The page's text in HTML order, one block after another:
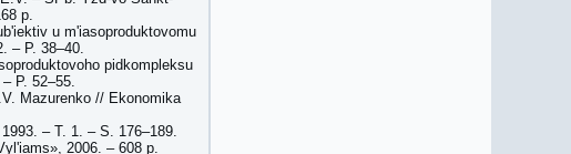
p.
u m'iasoproduktovomu
– P. 38–40.
pidkompleksu
P. 52–55.
Mazurenko // Ekonomika
– T. 1. – S. 176–189.
2006. – 608 p.